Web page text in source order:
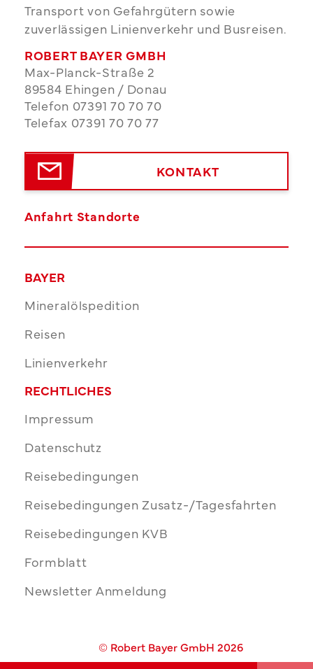
Transport von Gefahrgütern sowie
zuverlässigen Linienverkehr und Busreisen.
ROBERT BAYER GMBH
Max-Planck-Straße 2
89584 Ehingen / Donau
Telefon 07391 70 70 70
Telefax 07391 70 70 77
KONTAKT
Anfahrt Standorte
BAYER
Mineralölspedition
Reisen
Linienverkehr
RECHTLICHES
Impressum
Datenschutz
Reisebedingungen
Reisebedingungen Zusatz-/Tagesfahrten
Reisebedingungen KVB
Formblatt
Newsletter Anmeldung
© Robert Bayer GmbH 2026